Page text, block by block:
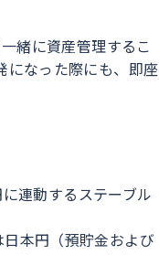
緒に資産管理するこ
になった際にも、即座
連動するステーブル
本円（預貯金および